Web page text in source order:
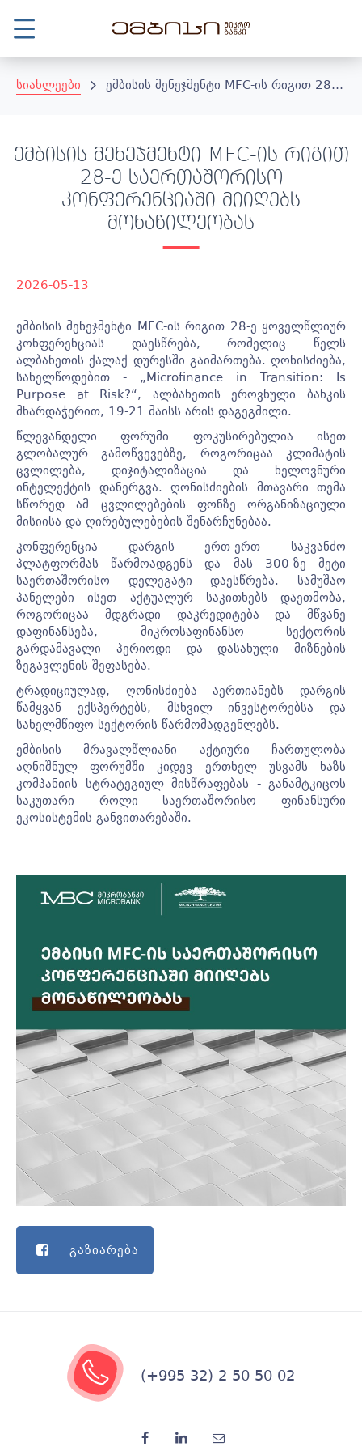
სიახლეები ემბისის მენეჯმენტი MFC-ის რიგით 28-ე საერთაშორისო კონფერენციაში მიიღებს მონაწილეობას
ემბისის მენეჯმენტი MFC-ის რიგით
28-ე საერთაშორისო
კონფერენციაში მიიღებს
მონაწილეობას
2026-05-13
ემბისის მენეჯმენტი MFC-ის რიგით 28-ე ყოველწლიურ
კონფერენციას დაესწრება, რომელიც წელს
ალბანეთის ქალაქ დურესში გაიმართება. ღონისძიება,
სახელწოდებით - „Microfinance in Transition: Is
Purpose at Risk?“, ალბანეთის ეროვნული ბანკის
მხარდაჭერით, 19-21 მაისს არის დაგეგმილი.
წლევანდელი ფორუმი ფოკუსირებულია ისეთ
გლობალურ გამოწვევებზე, როგორიცაა კლიმატის
ცვლილება, დიჯიტალიზაცია და ხელოვნური
ინტელექტის დანერგვა. ღონისძიების მთავარი თემა
სწორედ ამ ცვლილებების ფონზე ორგანიზაციული
მისიისა და ღირებულებების შენარჩუნებაა.
კონფერენცია დარგის ერთ-ერთ საკვანძო
პლატფორმას წარმოადგენს და მას 300-ზე მეტი
საერთაშორისო დელეგატი დაესწრება. სამუშაო
პანელები ისეთ აქტუალურ საკითხებს დაეთმობა,
როგორიცაა მდგრადი დაკრედიტება და მწვანე
დაფინანსება, მიკროსაფინანსო სექტორის
გარდამავალი პერიოდი და დასახული მიზნების
ზეგავლენის შეფასება.
ტრადიციულად, ღონისძიება აერთიანებს დარგის
წამყვან ექსპერტებს, მსხვილ ინვესტორებსა და
სახელმწიფო სექტორის წარმომადგენლებს.
ემბისის მრავალწლიანი აქტიური ჩართულობა
აღნიშნულ ფორუმში კიდევ ერთხელ უსვამს ხაზს
კომპანიის სტრატეგიულ მისწრაფებას - განამტკიცოს
საკუთარი როლი საერთაშორისო ფინანსური
ეკოსისტემის განვითარებაში.
გაზიარება
(+995 32) 2 50 50 02